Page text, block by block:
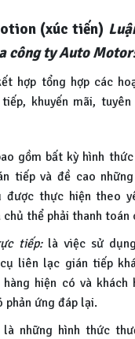
(xúc tiến)
công ty Auto
hợp tổng hợp các
khuyến mãi, tuyên
gồm bất kỳ hình
tiếp và đề cao
được thực hiện theo
chủ thể phải thanh toán
tiếp:là việc sử
liên lạc gián tiếp
hàng hiện có và khách
phản ứng đáp lại.
là những hình thức